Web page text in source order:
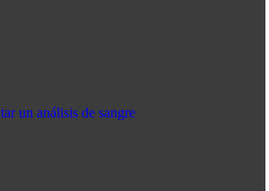
un análisis de sangre